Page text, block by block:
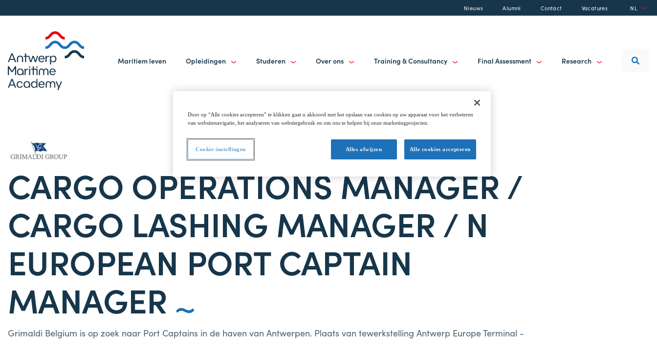
Nieuws Alumni Contact Vacatures NL
Maritiem leven Opleidingen Studeren Over ons Training & Consultancy Final Assessment Research
CARGO OPERATIONS MANAGER /
CARGO LASHING MANAGER / N
EUROPEAN PORT CAPTAIN
MANAGER
Grimaldi Belgium is op zoek naar Port Captains in de haven van Antwerpen. Plaats van tewerkstelling Antwerp Europe Terminal -
Door op “Alle cookies accepteren” te klikken gaat u akkoord met het opslaan van cookies op uw apparaat voor het verbeteren
van websitenavigatie, het analyseren van websitegebruik en om ons te helpen bij onze marketingprojecten.
Alles afwijzen Alle cookies accepteren
Cookie-instellingen